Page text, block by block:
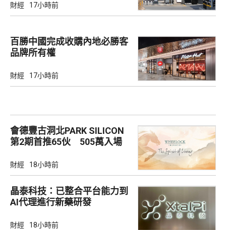
財經 17小時前
百勝中國完成收購內地必勝客
品牌所有權
財經 17小時前
會德豐古洞北PARK SILICON
第2期首推65伙 505萬入場
財經 18小時前
晶泰科技：已整合平台能力到
AI代理進行新藥研發
財經 18小時前